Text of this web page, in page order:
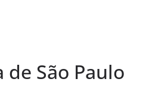
São Paulo